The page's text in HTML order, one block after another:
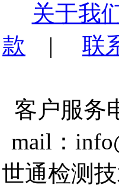
关于我
款 | 联
客户服
mail：
世通检测